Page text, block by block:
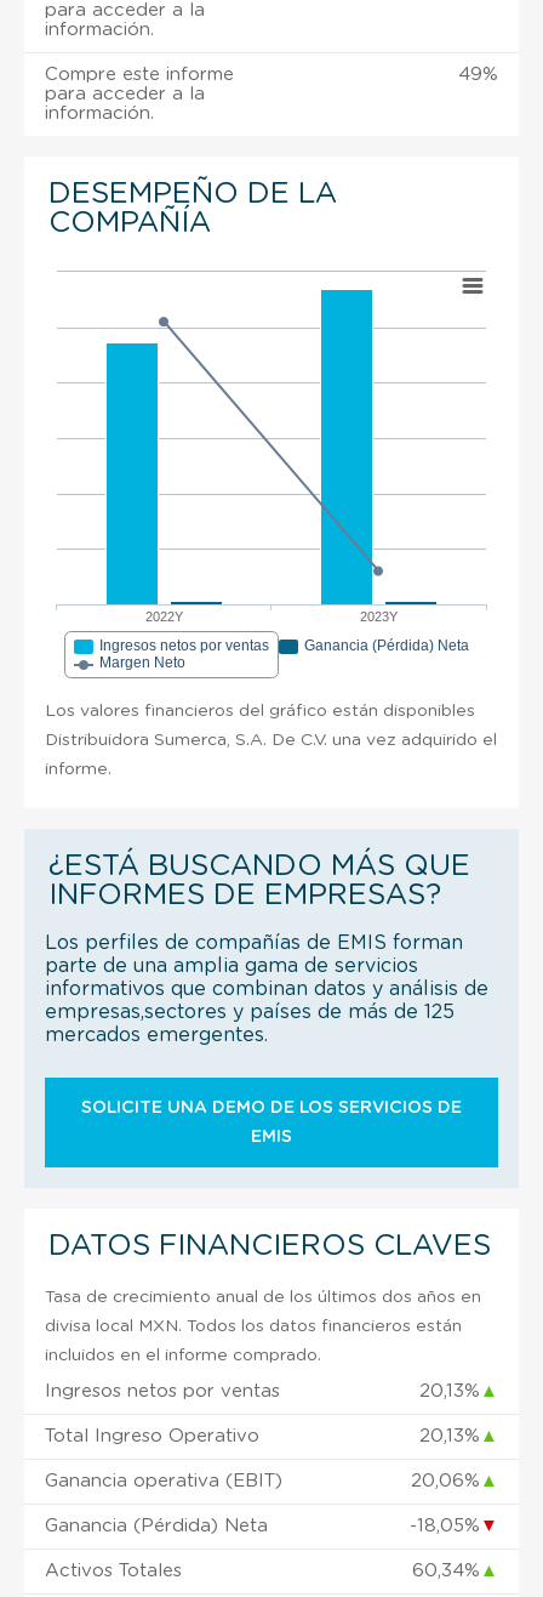
para acceder a la
información.
Compre este informe
para acceder a la
información.
49%
DESEMPEÑO DE LA
COMPAÑÍA
2022Y 2023Y
Ingresos netos por ventas
Ganancia (Pérdida) Neta
Margen Neto
Los valores financieros del gráfico están disponibles
Distribuidora Sumerca, S.A. De C.V. una vez adquirido el
informe.
¿ESTÁ BUSCANDO MÁS QUE
INFORMES DE EMPRESAS?
Los perfiles de compañías de EMIS forman
parte de una amplia gama de servicios
informativos que combinan datos y análisis de
empresas,sectores y países de más de 125
mercados emergentes.
SOLICITE UNA DEMO DE LOS SERVICIOS DE
EMIS
DATOS FINANCIEROS CLAVES
Tasa de crecimiento anual de los últimos dos años en
divisa local MXN. Todos los datos financieros están
incluidos en el informe comprado.
Ingresos netos por ventas 20,13% ▲
Total Ingreso Operativo 20,13% ▲
Ganancia operativa (EBIT) 20,06% ▲
Ganancia (Pérdida) Neta -18,05% ▼
Activos Totales 60,34% ▲